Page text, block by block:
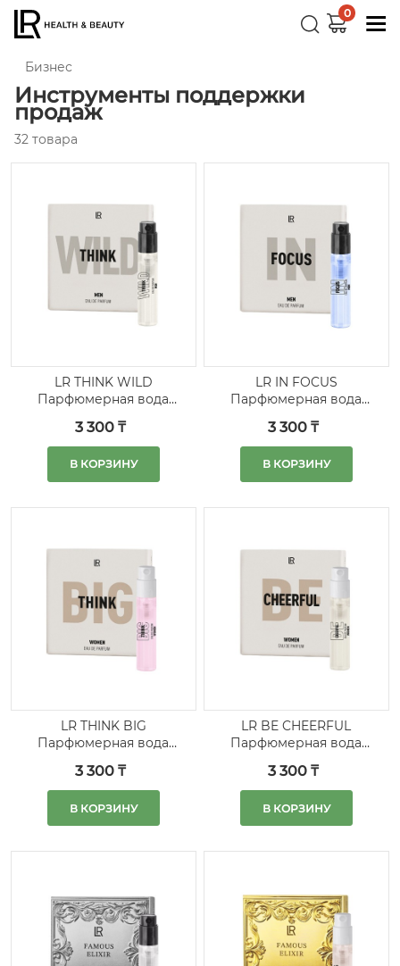
0
Бизнес
Инструменты поддержки
продаж
32 товара
LR THINK WILD
Парфюмерная вода
5 шт.
3 300 ₸
В КОРЗИНУ
LR IN FOCUS
Парфюмерная вода
5 шт.
3 300 ₸
В КОРЗИНУ
LR THINK BIG
Парфюмерная вода
5 шт.
3 300 ₸
В КОРЗИНУ
LR BE CHEERFUL
Парфюмерная вода
5 шт.
3 300 ₸
В КОРЗИНУ